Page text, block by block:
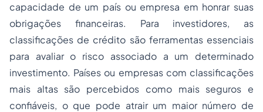
capacidade de um país ou empresa em honrar suas
obrigações financeiras. Para investidores, as
classificações de crédito são ferramentas essenciais
para avaliar o risco associado a um determinado
investimento. Países ou empresas com classificações
mais altas são percebidos como mais seguros e
confiáveis, o que pode atrair um maior número de